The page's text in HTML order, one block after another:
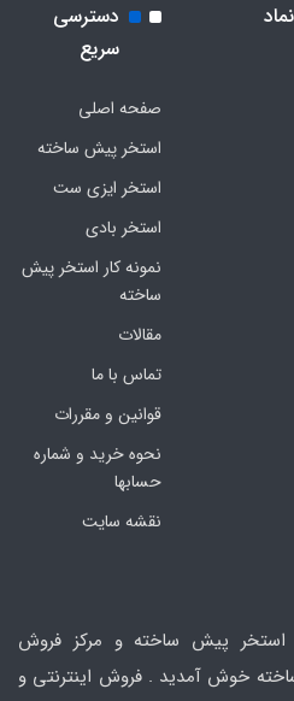
دسترسی
سریع
صفحه اصلی
استخر پیش ساخته
استخر ایزی ست
استخر بادی
نمونه کار استخر پیش
ساخته
مقالات
تماس با ما
قوانین و مقررات
نحوه خرید و شماره
حسابها
نقشه سایت
استخر پیش ساخته و مرکز فروش
خوش آمدید . فروش اینترنتی و